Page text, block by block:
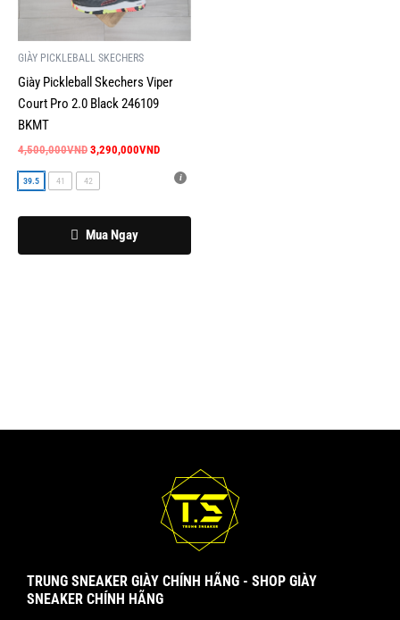
GIÀY PICKLEBALL SKECHERS
Giày Pickleball Skechers Viper
Court Pro 2.0 Black 246109
BKMT
4,500,000VND 3,290,000VND
Mua Ngay
nhiều
biến
thể.
Các
tùy
chọn
có
thể
được
chọn
trang
39.5 41 42
TRUNG SNEAKER GIÀY CHÍNH HÃNG - SHOP GIÀY
SNEAKER CHÍNH HÃNG